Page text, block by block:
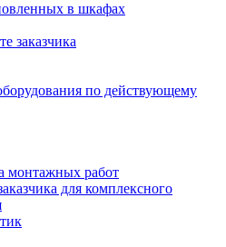
в шкафах
заказчика
по действующему
монтажных работ
для комплексного